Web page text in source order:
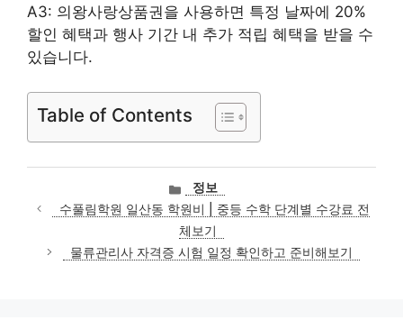
A3: 의왕사랑상품권을 사용하면 특정 날짜에 20%
할인 혜택과 행사 기간 내 추가 적립 혜택을 받을 수
있습니다.
Table of Contents
카
테
고
리
정보
수풀림학원 일산동 학원비 | 중등 수학 단계별 수강료 전
체보기
물류관리사 자격증 시험 일정 확인하고 준비해보기